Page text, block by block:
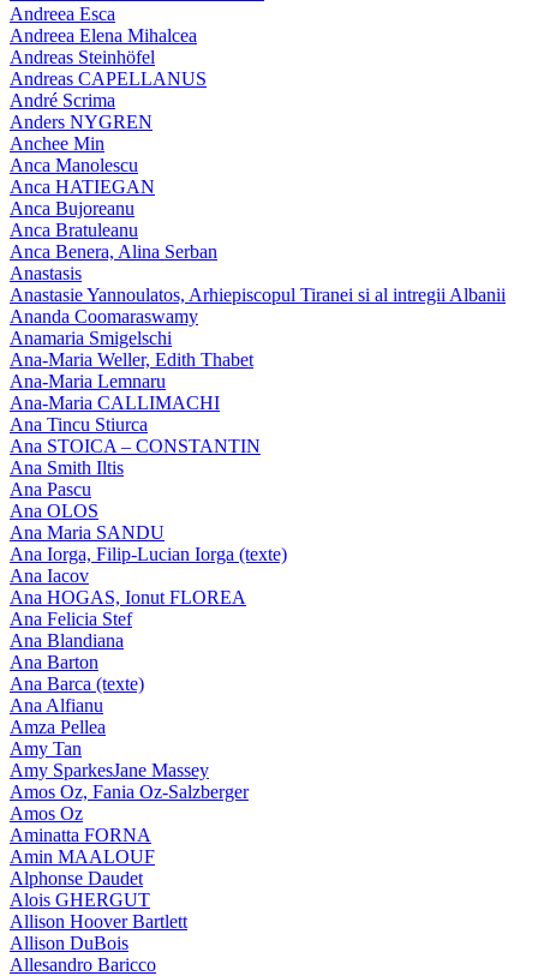
Andreea Esca
Andreea Elena Mihalcea
Andreas Steinhöfel
Andreas CAPELLANUS
André Scrima
Anders NYGREN
Anchee Min
Anca Manolescu
Anca HATIEGAN
Anca Bujoreanu
Anca Bratuleanu
Anca Benera, Alina Serban
Anastasis
Anastasie Yannoulatos, Arhiepiscopul Tiranei si al intregii Albanii
Ananda Coomaraswamy
Anamaria Smigelschi
Ana-Maria Weller, Edith Thabet
Ana-Maria Lemnaru
Ana-Maria CALLIMACHI
Ana Tincu Stiurca
Ana STOICA – CONSTANTIN
Ana Smith Iltis
Ana Pascu
Ana OLOS
Ana Maria SANDU
Ana Iorga, Filip-Lucian Iorga (texte)
Ana Iacov
Ana HOGAS, Ionut FLOREA
Ana Felicia Stef
Ana Blandiana
Ana Barton
Ana Barca (texte)
Ana Alfianu
Amza Pellea
Amy Tan
Amy SparkesJane Massey
Amos Oz, Fania Oz-Salzberger
Amos Oz
Aminatta FORNA
Amin MAALOUF
Alphonse Daudet
Alois GHERGUT
Allison Hoover Bartlett
Allison DuBois
Allesandro Baricco